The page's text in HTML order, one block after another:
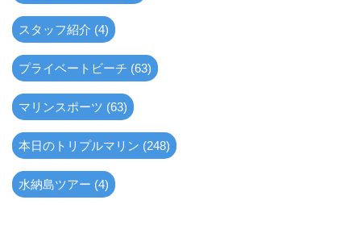
スタッフ紹介 (4)
プライベートビーチ (63)
マリンスポーツ (63)
本日のトリプルマリン (248)
水納島ツアー (4)